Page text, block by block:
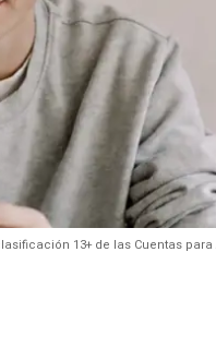
13+ de las Cuentas